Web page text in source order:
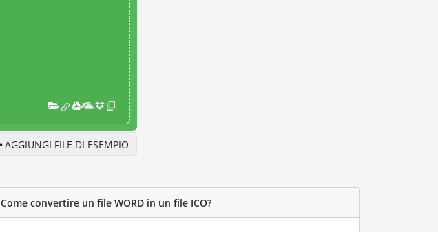
AGGIUNGI FILE DI ESEMPIO
Come convertire un file WORD in un file ICO?